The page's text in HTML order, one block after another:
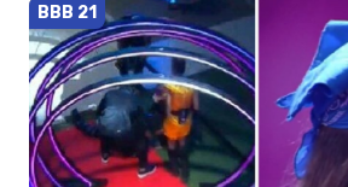
BBB 21